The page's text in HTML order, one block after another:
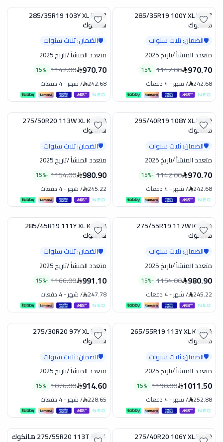
285/35R19 100Y XL K127
هانكوك
🛡️الضمان: ثلاث سنوات
متعدد المنشأ/تاريخ 2025
970.70
1142.00
-
15%
242.68
/شهر-4 دفعات
تخفيض285/35R19 103Y XL K137
هانكوك
🛡️الضمان: ثلاث سنوات
متعدد المنشأ/تاريخ 2025
970.70
1142.00
-
15%
242.68
/شهر-4 دفعات
295/40R19 108Y XL K129
هانكوك
🛡️الضمان: ثلاث سنوات
متعدد المنشأ/تاريخ 2025
970.70
1142.00
-
15%
242.68
/شهر-4 دفعات
تخفيض
275/50R20 113W XL K127A
هانكوك
🛡️الضمان: ثلاث سنوات
متعدد المنشأ/تاريخ 2025
980.90
1154.00
-
15%
245.22
/شهر-4 دفعات
275/55R19 117W K127A
هانكوك
🛡️الضمان: ثلاث سنوات
متعدد المنشأ/تاريخ 2025
980.90
1154.00
-
15%
245.22
/شهر-4 دفعات
تخفيض285/45R19 111Y XL K127A
هانكوك
🛡️الضمان: ثلاث سنوات
متعدد المنشأ/تاريخ 2025
991.10
1166.00
-
15%
247.78
/شهر-4 دفعات
تخفيض265/55R19 113Y XL K127A
هانكوك
🛡️الضمان: ثلاث سنوات
متعدد المنشأ/تاريخ 2025
1011.50
1190.00
-
15%
252.88
/شهر-4 دفعات
275/30R20 97Y XL K137
هانكوك
🛡️الضمان: ثلاث سنوات
متعدد المنشأ/تاريخ 2025
914.60
1076.00
-
15%
228.65
/شهر-4 دفعات
275/40R20 106Y XL K129 تخفيض 275/55R20 113T RF11 هانكوك